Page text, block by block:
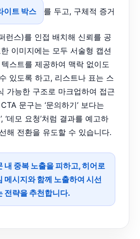
이트 박스 를 두고, 구체적 증거
런스)를 인접 배치해 신뢰를 공
이미지에는 모두 서술형 캡션
스트를 제공하여 맥락 없이도
있도록 하고, 리스트나 표는 스
가능한 구조로 마크업하여 접근
문구는 ‘문의하기’ 보다는
‘데모 요청’처럼 결과를 예고하
해 전환을 유도할 수 있습니다.
내 중복 노출을 피하고, 히어로
메시지와 함께 노출하여 시선
전략을 추천합니다.